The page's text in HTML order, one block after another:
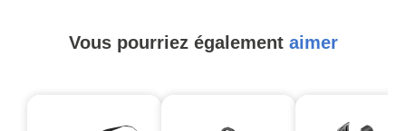
Vous pourriez également aimer